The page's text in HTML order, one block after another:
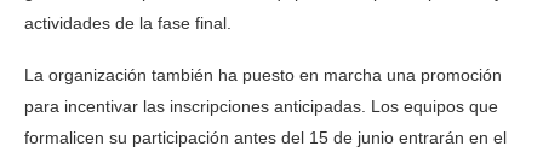
actividades de la fase final.
La organización también ha puesto en marcha una promoción
para incentivar las inscripciones anticipadas. Los equipos que
formalicen su participación antes del 15 de junio entrarán en el